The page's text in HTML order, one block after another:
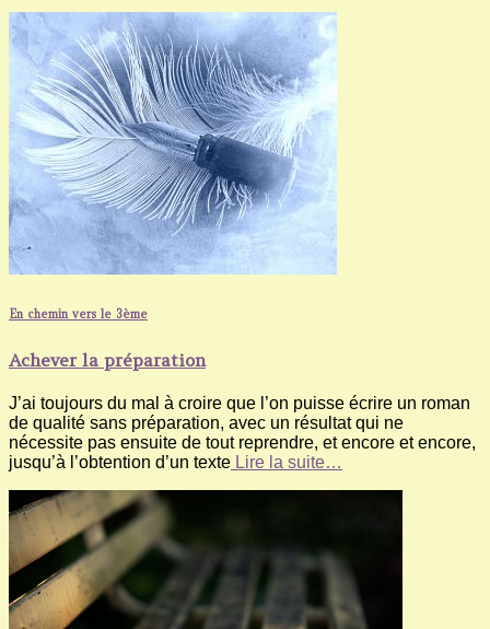
En chemin vers le 3ème
Achever la préparation
J’ai toujours du mal à croire que l’on puisse écrire un roman
de qualité sans préparation, avec un résultat qui ne
nécessite pas ensuite de tout reprendre, et encore et encore,
jusqu’à l’obtention d’un texte Lire la suite…